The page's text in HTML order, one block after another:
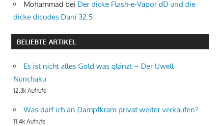
Mohammad bei Der dicke Flash-e-Vapor dD und die
dicke dicodes Dani 32.5
BELIEBTE ARTIKEL
Es ist nicht alles Gold was glänzt – Der Uwell
Nunchaku
12.3k Aufrufe
Was darf ich an Dampfkram privat weiter verkaufen?
11.4k Aufrufe